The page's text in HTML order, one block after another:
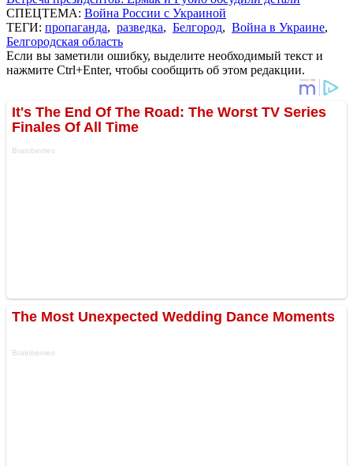
СПЕЦТЕМА: Война России с Украиной
ТЕГИ: пропаганда, разведка, Белгород, Война в Украине,
Белгородская область
Если вы заметили ошибку, выделите необходимый текст и
нажмите Ctrl+Enter, чтобы сообщить об этом редакции.